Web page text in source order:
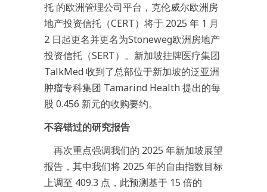
托 的欧洲管理公司平台，克伦威尔欧洲房
地产投资信托（CERT）将于 2025 年 1 月
2 日起更名并更名为Stoneweg欧洲房地产
投资信托（SERT）。新加坡挂牌医疗集团
TalkMed 收到了总部位于新加坡的泛亚洲
肿瘤专科集团 Tamarind Health 提出的每
股 0.456 新元的收购要约。
不容错过的研究报告
再次重点强调我们的 2025 年新加坡展望
报告，其中我们将 2025 年的自由指数目标
上调至 409.3 点，此预测基于 15 倍的